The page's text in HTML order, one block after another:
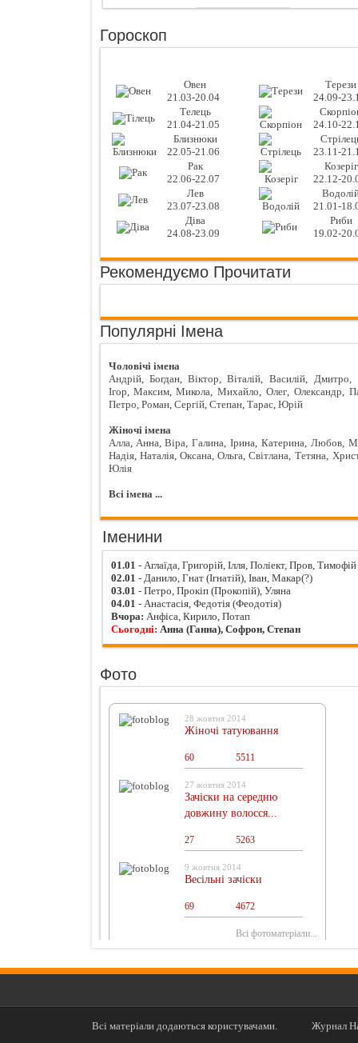
Гороскоп
Овен
21.03-20.04
Терези
24.09-
Телець
21.04-21.05
24.10-
Близнюки
22.05-21.06
23.11-
Рак
22.06-22.07
Козеріг
22.12-
Лев
23.07-23.08
21.01-
Діва
24.08-23.09
Риби
19.02-
Рекомендуємо Прочитати
Популярні Імена
Чоловічі імена
Андрій, Богдан, Віктор, Віталій, Василій, Дмитро,
Ігор, Максим, Микола, Михайло, Олег, Олександр,
Петро, Роман, Сергій, Степан, Тарас, Юрій
Жіночі імена
Алла, Анна, Віра, Галина, Ірина, Катерина, Любов,
Надія, Наталія, Оксана, Ольга, Світлана, Тетяна,
Юлія
Всі імена ...
Іменини
01.01 - Аглаїда, Григорій, Ілля, Поліект, Пров, Тимофій
02.01 - Данило, Гнат (Ігнатій), Іван, Макар(?)
03.01 - Петро, Прокіп (Прокопій), Уляна
04.01 - Анастасія, Федотія (Феодотія)
Вчора: Анфіса, Кирило, Потап
Сьогодні: Анна (Ганна), Софрон, Степан
Фото
28 жовтня 2014
Жіночі татуювання
60 5511
27 жовтня 2014
Зачіски на середню
довжину волосся...
27 5263
9 жовтня 2014
Весільні зачіски
69 4672
Всі фотоматеріали...
Всі матеріали додаються користувачами. Журнал